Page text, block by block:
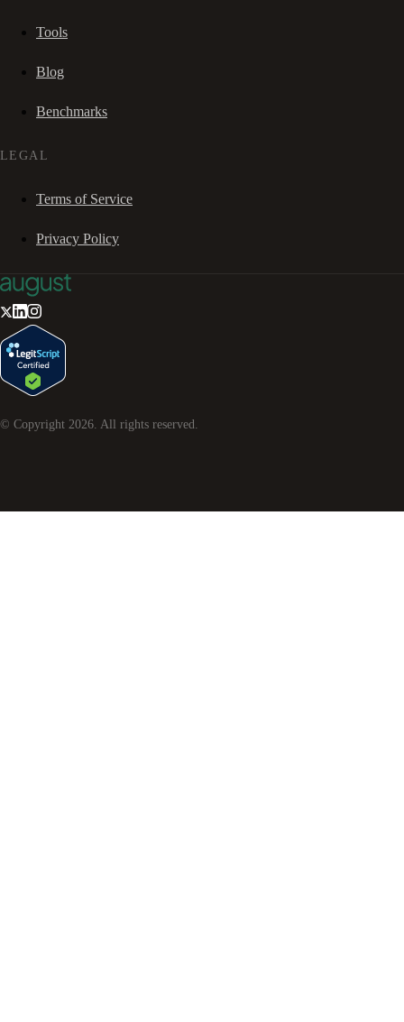
Tools
Blog
Benchmarks
LEGAL
Terms of Service
Privacy Policy
© Copyright 2026 . All rights reserved.